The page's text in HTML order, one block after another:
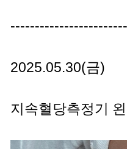
2025.05.30(금)
지속혈당측정기